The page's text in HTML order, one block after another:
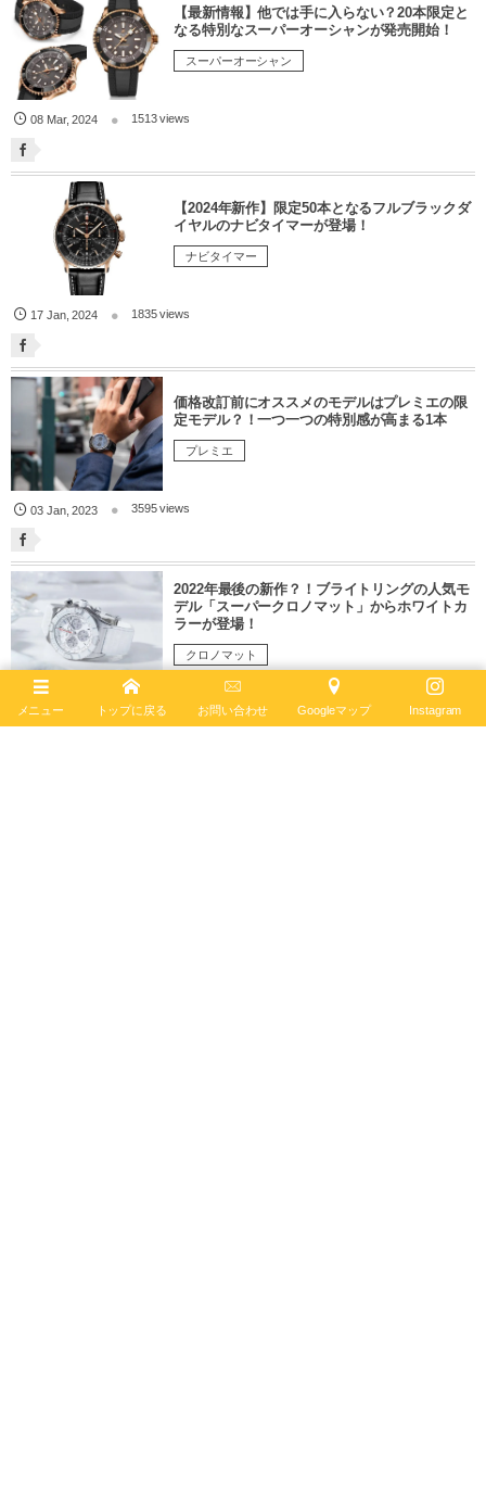
【最新情報】他では手に入らない？20本限定と
なる特別なスーパーオーシャンが発売開始！
スーパーオーシャン
08 Mar,2024 1513 views
【2024年新作】限定50本となるフルブラックダ
イヤルのナビタイマーが登場！
ナビタイマー
17 Jan,2024 1835 views
価格改訂前にオススメのモデルはプレミエの限
定モデル？！一つ一つの特別感が高まる1本
プレミエ
03 Jan,2023 3595 views
2022年最後の新作？！ブライトリングの人気モ
デル「スーパークロノマット」からホワイトカ
ラーが登場！
クロノマット
25 3015 views
メニュー トップに戻る お問い合わせ Googleマップ Instagram